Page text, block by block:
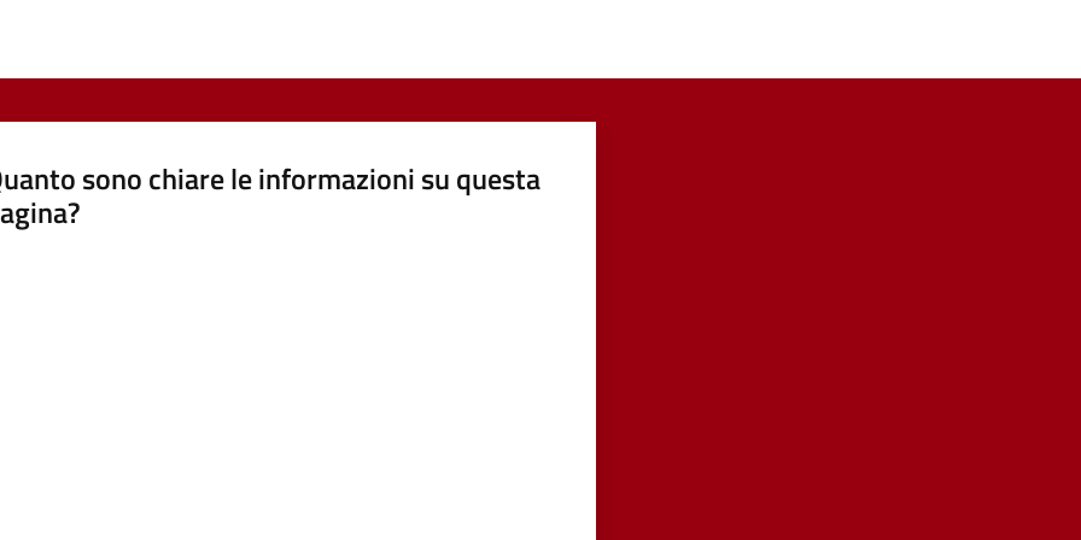
sono chiare le informazioni su questa